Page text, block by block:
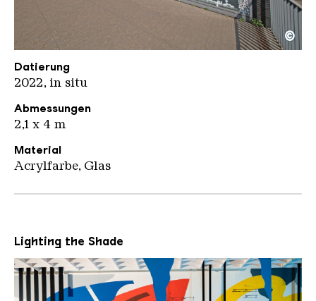
Lek u Sowat Erzhalle
Copyright: Weltkulturerbe Völklinger Hütte / Karl
©
Datierung
2022, in situ
Abmessungen
2,1 x 4 m
Material
Acrylfarbe, Glas
Lighting the Shade